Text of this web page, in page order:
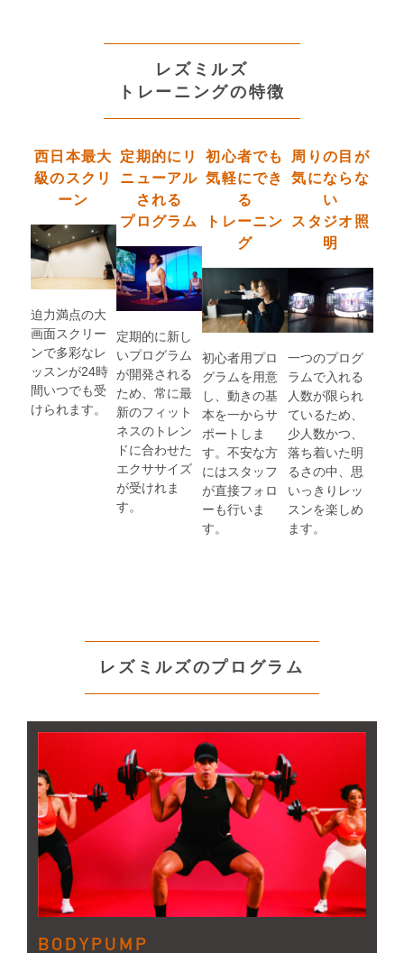
レズミルズ
トレーニングの特徴
西日本最大
級の スクリ
ーン
迫力満点の大
画面スクリー
ンで多彩なレ
ッスンが24時
間いつでも受
けられます。
定期的にリ
ニューアル
される
プログラム
定期的に新し
いプログラム
が開発される
ため、常に最
新のフィット
ネスのトレン
ドに合わせた
エクササイズ
が受けれま
す。
初心者でも
気軽にでき
る
トレーニン
グ
初心者用プロ
グラムを用意
し、動きの基
本を一からサ
ポートしま
す。不安な方
にはスタッフ
が直接フォロ
ーも行いま
す。
周りの目が
気にならな
い
スタジオ照
明
一つのプログ
ラムで入れる
人数が限られ
ているため、
少人数かつ、
落ち着いた明
るさの中、思
いっきりレッ
スンを楽しめ
ます。
レズミルズのプログラム
BODYPUMP